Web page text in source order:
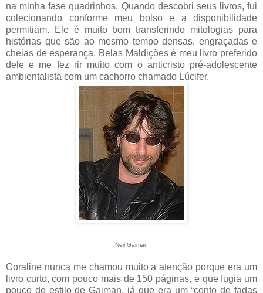
na minha fase quadrinhos. Quando descobri seus livros, fui
colecionando conforme meu bolso e a disponibilidade
permitiam. Ele é muito bom transferindo mitologias para
histórias que são ao mesmo tempo densas, engraçadas e
cheias de esperança. Belas Maldições é meu livro preferido
dele e me fez rir muito com o anticristo pré-adolescente
ambientalista com um cachorro chamado Lúcifer.
Neil Gaiman
Coraline nunca me chamou muito a atenção porque era um
livro curto, com pouco mais de 150 páginas, e que fugia um
pouco do estilo de Gaiman, já que era um “conto de fadas